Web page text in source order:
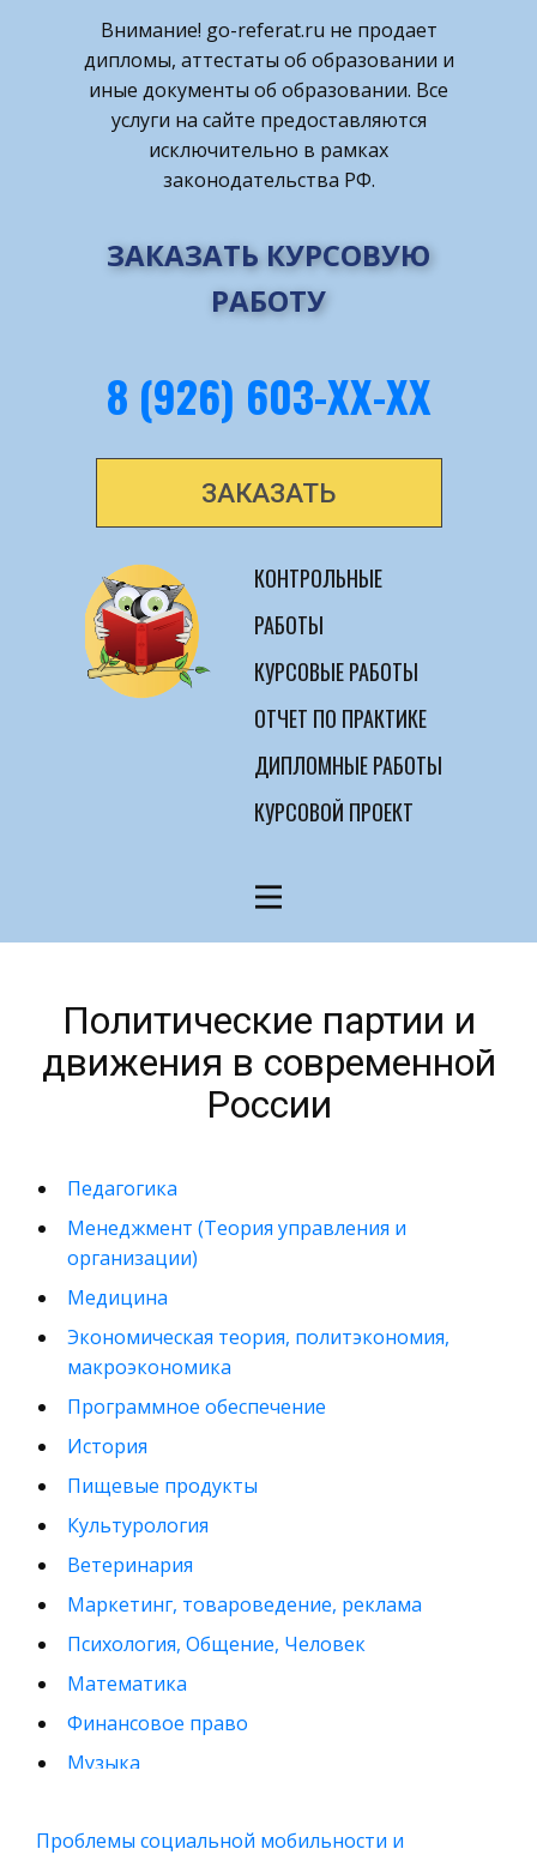
Внимание! ​go-referat.ru не продает
дипломы, аттестаты об образовании и
иные документы об образовании. Все
услуги на сайте предоставляются
исключительно в рамках
законодательства РФ.
ЗАКАЗАТЬ КУРСОВУЮ
РАБОТУ
8 (926) 603-ХХ-ХХ
ЗАКАЗАТЬ
КОНТРОЛЬНЫЕ
РАБОТЫ
КУРСОВЫЕ РАБОТЫ
ОТЧЕТ ПО ПРАКТИКЕ
ДИПЛОМНЫЕ РАБОТЫ
КУРСОВОЙ ПРОЕКТ
Политические партии и
движения в современной
России
Педагогика
Менеджмент (Теория управления и
организации)
Медицина
Экономическая теория, политэкономия,
макроэкономика
Программное обеспечение
История
Пищевые продукты
Культурология
Ветеринария
Маркетинг, товароведение, реклама
Психология, Общение, Человек
Математика
Финансовое право
Музыка
кредитные отношения
Проблемы социальной мобильности и